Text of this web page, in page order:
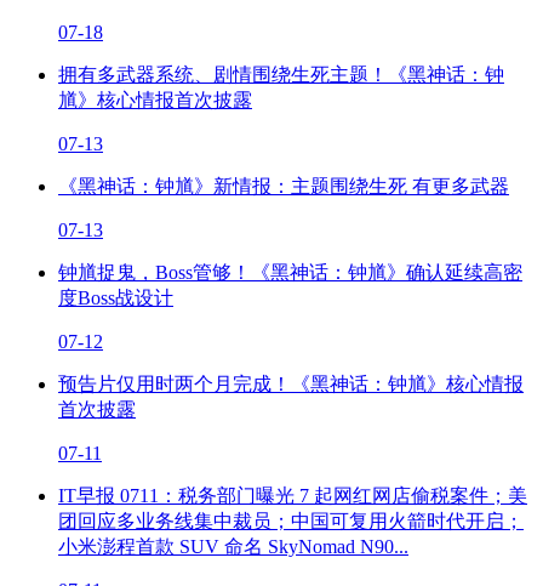
07-18
拥有多武器系统、剧情围绕生死主题！《黑神话：钟
馗》核心情报首次披露
07-13
《黑神话：钟馗》新情报：主题围绕生死 有更多武器
07-13
钟馗捉鬼，Boss管够！《黑神话：钟馗》确认延续高密
度Boss战设计
07-12
预告片仅用时两个月完成！《黑神话：钟馗》核心情报
首次披露
07-11
IT早报 0711：税务部门曝光 7 起网红网店偷税案件；美
团回应多业务线集中裁员；中国可复用火箭时代开启；
小米澎程首款 SUV 命名 SkyNomad N90...